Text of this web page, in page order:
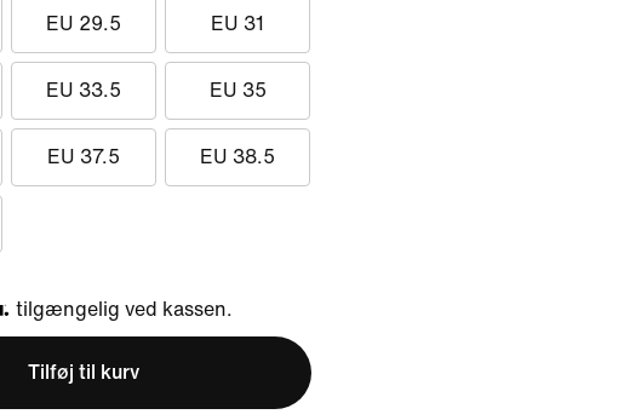
EU 29.5 EU 31
EU 33.5 EU 35
EU 37.5 EU 38.5
Klarna
tilgængelig ved kassen.
Tilføj til kurv